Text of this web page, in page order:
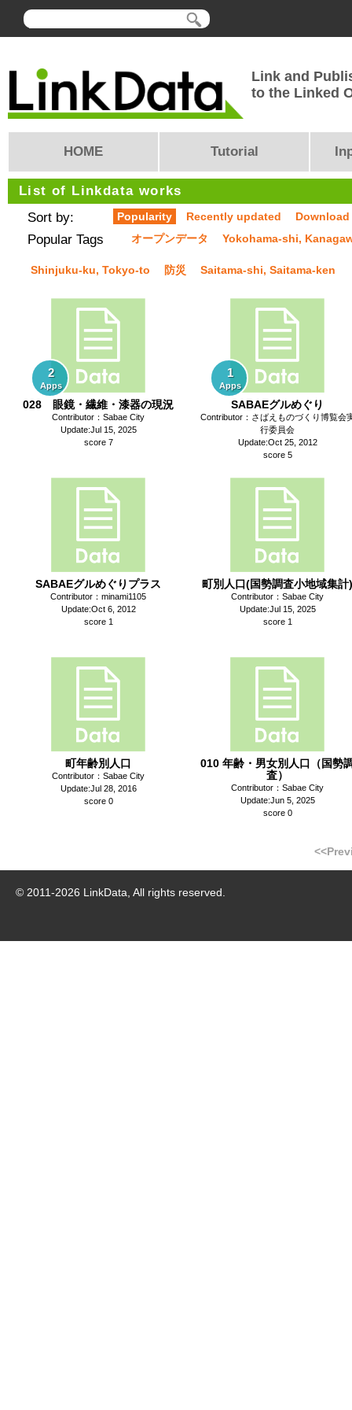
Link and
to the Linked
HOME Tutorial
List of Linkdata works
Sort by:
Popularity Recently updated
Popular Tags オープンデータ Yokohama-shi,
Shinjuku-ku, Tokyo-to 防災 Saitama-shi, Saitama-ken
2
Apps
028 眼鏡・繊維・漆器の現況
Contributor：Sabae City
Update:Jul 15, 2025
score 7
1
Apps
SABAEグルめぐり
Contributor：さばえものづくり博覧会
行委員会
Update:Oct 25, 2012
score 5
SABAEグルめぐりプラス
Contributor：minami1105
Update:Oct 6, 2012
score 1
町別人口(国勢調査小地域集計)
Contributor：Sabae City
Update:Jul 15, 2025
score 1
町年齢別人口
Contributor：Sabae City
Update:Jul 28, 2016
score 0
010 年齢・男女別人口（国勢
査）
Contributor：Sabae City
Update:Jun 5, 2025
score 0
© 2011-2026 LinkData, All rights reserved.